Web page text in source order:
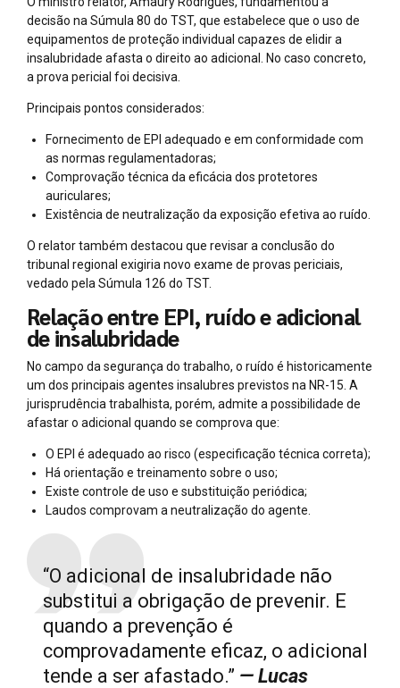
decisão na Súmula 80 do TST, que estabelece que o uso de
equipamentos de proteção individual capazes de elidir a
insalubridade afasta o direito ao adicional. No caso concreto,
a prova pericial foi decisiva.
Principais pontos considerados:
Fornecimento de EPI adequado e em conformidade com
as normas regulamentadoras;
Comprovação técnica da eficácia dos protetores
auriculares;
Existência de neutralização da exposição efetiva ao ruído.
O relator também destacou que revisar a conclusão do
tribunal regional exigiria novo exame de provas periciais,
vedado pela Súmula 126 do TST.
Relação entre EPI, ruído e adicional
de insalubridade
No campo da segurança do trabalho, o ruído é historicamente
um dos principais agentes insalubres previstos na NR-15. A
jurisprudência trabalhista, porém, admite a possibilidade de
afastar o adicional quando se comprova que:
O EPI é adequado ao risco (especificação técnica correta);
Há orientação e treinamento sobre o uso;
Existe controle de uso e substituição periódica;
Laudos comprovam a neutralização do agente.
“O adicional de insalubridade não
substitui a obrigação de prevenir. E
quando a prevenção é
comprovadamente eficaz, o adicional
tende a ser afastado.” — Lucas